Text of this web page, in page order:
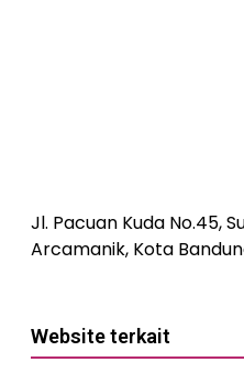
Jl. Pacuan Kuda No.45,
Arcamanik, Kota
Website terkait